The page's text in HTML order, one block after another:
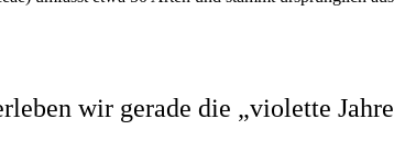
wir gerade die „violette